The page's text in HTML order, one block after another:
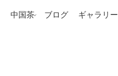
中国茶 ブログ ギャラリー